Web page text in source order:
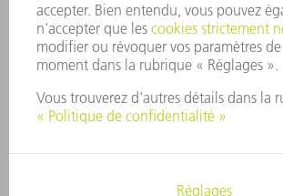
pieces.detachees@trumpf.com